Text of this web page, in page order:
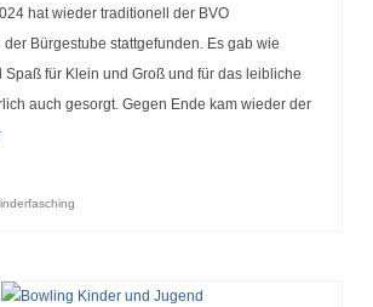
hat wieder traditionell der BVO
der Bürgestube stattgefunden. Es gab wie
Spaß für Klein und Groß und für das leibliche
auch gesorgt. Gegen Ende kam wieder der